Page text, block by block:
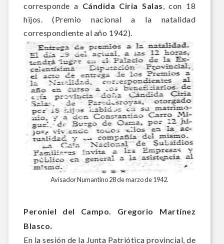
corresponde a Cándida Ciria Salas, con 18
hijos. (Premio nacional a la natalidad
correspondiente al año 1942).
Avisador Numantino 28 de marzo de 1942.
Peroniel del Campo. Gregorio Martínez
Blasco.
En la sesión de la Junta Patriótica provincial, de